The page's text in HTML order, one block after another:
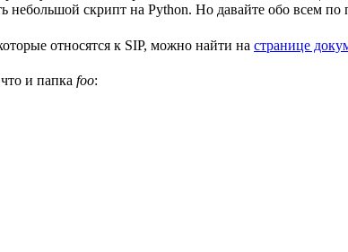
небольшой скрипт на Python. Но давайте обо всем по
относятся к SIP, можно найти на странице
и папка foo: